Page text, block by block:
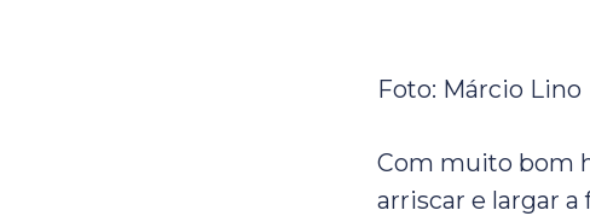
Foto: Márcio Lino
Com muito bom
arriscar e largar